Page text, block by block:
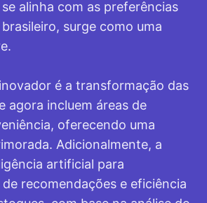
alinha com as preferências
surge como uma
é a transformação das
agora incluem áreas de
oferecendo uma
Adicionalmente, a
artificial para
recomendações e eficiência